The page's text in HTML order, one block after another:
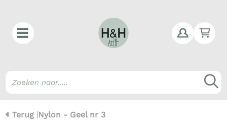
Terug Nylon - Geel nr 3